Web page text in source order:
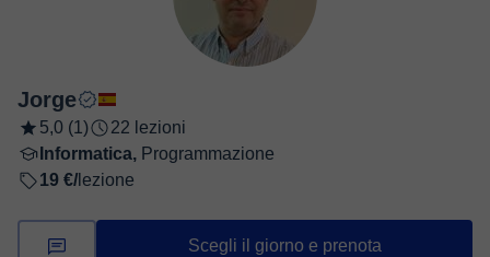
Jorge
5,0 (1)
22 lezioni
Informatica, Programmazione
19 €/ lezione
Scegli il giorno e prenota